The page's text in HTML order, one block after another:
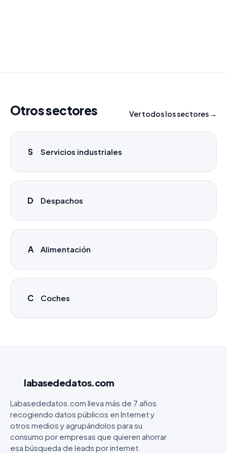
Otros sectores Ver todos los sectores →
S Servicios industriales
D Despachos
A Alimentación
C Coches
labasededatos.com
Labasededatos.com lleva más de 7 años
recogiendo datos públicos en Internet y
otros medios y agrupándolos para su
consumo por empresas que quieren ahorrar
esa búsqueda de leads por internet.